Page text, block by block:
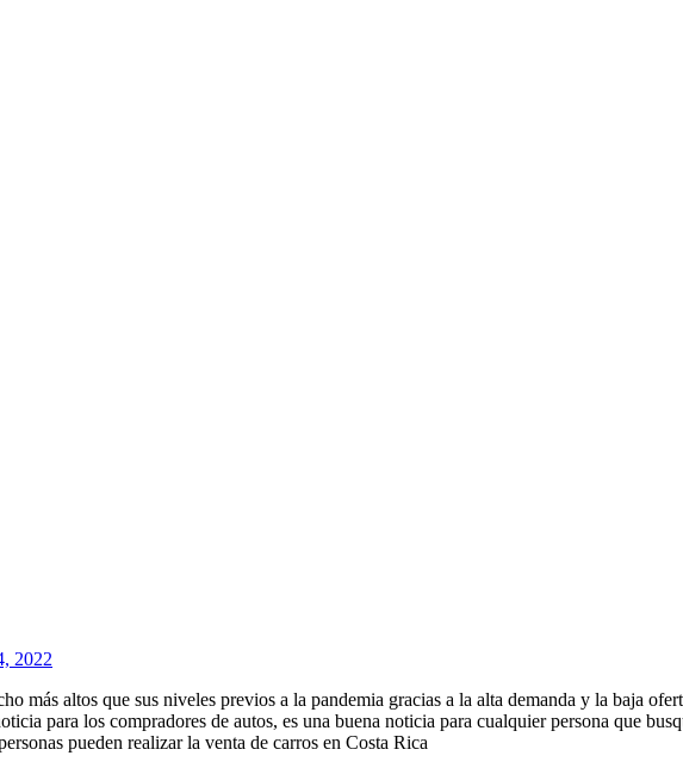
2022
más altos que sus niveles previos a la pandemia gracias a la alta demanda y la baja
para los compradores de autos, es una buena noticia para cualquier persona que
pueden realizar la venta de carros en Costa Rica